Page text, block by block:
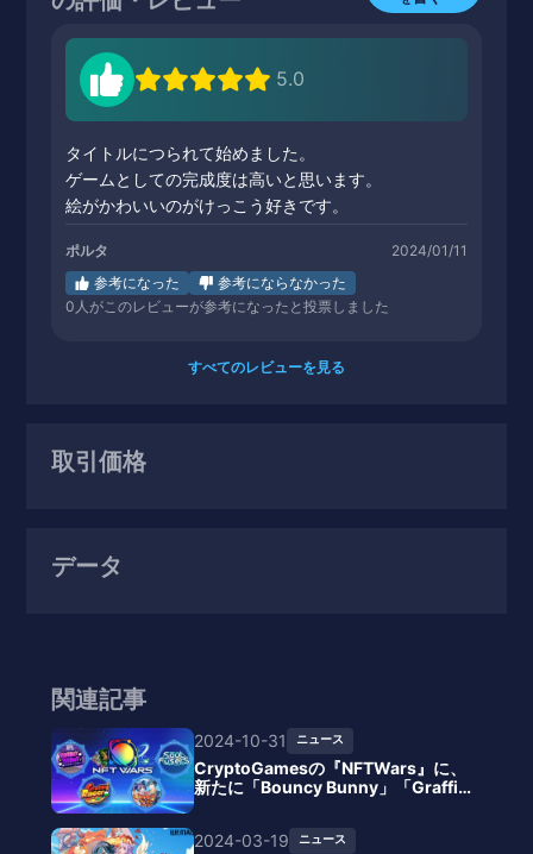
5.0
タイトルにつられて始めました。
ゲームとしての完成度は高いと思います。
絵がかわいいのがけっこう好きです。
ポルタ
2024/01/11
参考になった
参考にならなかった
0 人がこのレビューが参考になったと投票しました
すべてのレビューを見る
取引価格
データ
関連記事
2024-10-31 ニュース
CryptoGamesの『NFTWars』に、
新たに「Bouncy Bunny」「Graffiti
Racer」など4作品が参加
2024-03-19
ニュース